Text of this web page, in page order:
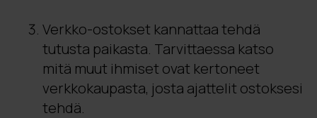
Verkko-ostokset kannattaa tehdä
tutusta paikasta. Tarvittaessa katso
mitä muut ihmiset ovat kertoneet
verkkokaupasta, josta ajattelit ostoksesi
tehdä.